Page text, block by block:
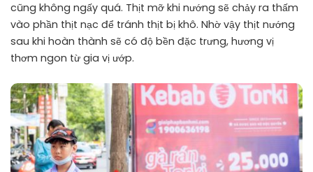
cũng không ngấy quá. Thịt mỡ khi nướng sẽ chảy ra thấm
vào phần thịt nạc để tránh thịt bị khô. Nhờ vậy thịt nướng
sau khi hoàn thành sẽ có độ bền đặc trưng, hương vị
thơm ngon từ gia vị ướp.